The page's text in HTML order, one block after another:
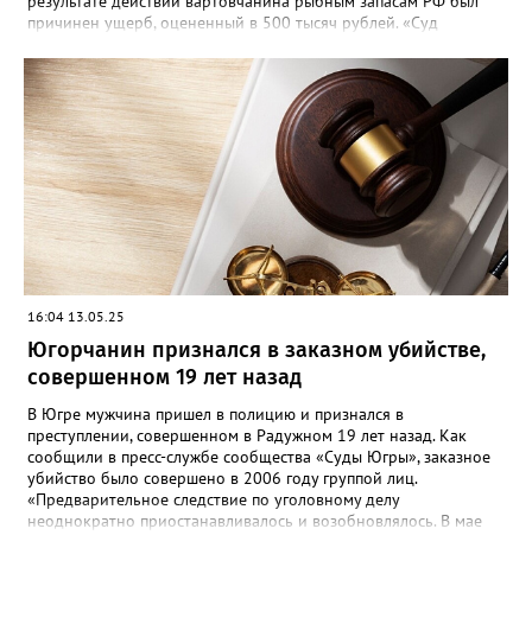
причинен ущерб, оцененный в 500 тысяч рублей. «Суд
свободы условно с испытательным сроком в один год», —
говорится в сообщении. Также у мужчины конфисковали
моторную лодку и передали государству. На данный момент
приговор не вступил в законную силу.
16:04 13.05.25
Югорчанин признался в заказном убийстве,
совершенном 19 лет назад
В Югре мужчина пришел в полицию и признался в
преступлении, совершенном в Радужном 19 лет назад. Как
сообщили в пресс-службе сообщества «Суды Югры», заказное
убийство было совершено в 2006 году группой лиц.
«Предварительное следствие по уголовному делу
неоднократно приостанавливалось и возобновлялось. В мае